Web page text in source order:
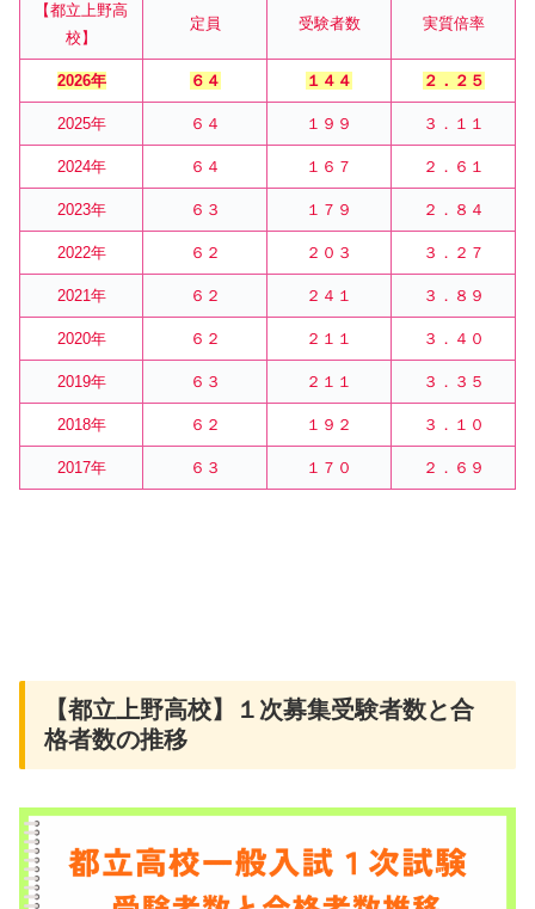
【都立上野高
校】
定員 受験者数 実質倍率
2026年 ６４ １４４ ２．２５
2025年 ６４ １９９ ３．１１
2024年 ６４ １６７ ２．６１
2023年 ６３ １７９ ２．８４
2022年 ６２ ２０３ ３．２７
2021年 ６２ ２４１ ３．８９
2020年 ６２ ２１１ ３．４０
2019年 ６３ ２１１ ３．３５
2018年 ６２ １９２ ３．１０
2017年 ６３ １７０ ２．６９
【都立上野高校】１次募集受験者数と合
格者数の推移